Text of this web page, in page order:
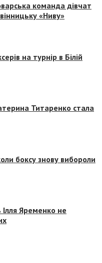
команда дівчат
«Ниву»
на турнір в Білій
Титаренко стала
боксу знову вибороли
Ілля Яременко не